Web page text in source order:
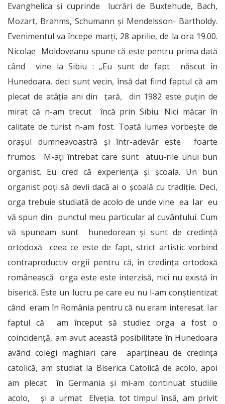
Evanghelica și cuprinde lucrări de Buxtehude, Bach,
Mozart, Brahms, Schumann și Mendelsson- Bartholdy.
Evenimentul va începe marți, 28 aprilie, de la ora 19.00.
Nicolae Moldoveanu spune că este pentru prima dată
când vine la Sibiu : „Eu sunt de fapt născut în
Hunedoara, deci sunt vecin, însă dat fiind faptul că am
plecat de atâţia ani din ţară, din 1982 este puţin de
mirat că n-am trecut încă prin Sibiu. Nici măcar în
calitate de turist n-am fost. Toată lumea vorbeşte de
oraşul dumneavoastră şi într-adevăr este foarte
frumos. M-aţi întrebat care sunt atuu-rile unui bun
organist. Eu cred că experienţa şi şcoala. Un bun
organist poţi să devii dacă ai o şcoală cu tradiţie. Deci,
orga trebuie studiată de acolo de unde vine ea. Iar eu
vă spun din punctul meu particular al cuvântului. Cum
vă spuneam sunt hunedorean şi sunt de credinţă
ortodoxă ceea ce este de fapt, strict artistic vorbind
contraproductiv orgii pentru că, în credinţa ortodoxă
românească orga este este interzisă, nici nu există în
biserică. Este un lucru pe care eu nu l-am conştientizat
când eram în România pentru că nu eram interesat. Iar
faptul că am început să studiez orga a fost o
coincidenţă, am avut această posibilitate în Hunedoara
având colegi maghiari care aparţineau de credinţa
catolică, am studiat la Biserica Catolică de acolo, apoi
am plecat în Germania şi mi-am continuat studiile
acolo, şi a urmat Elveţia. tot timpul însă, am privit